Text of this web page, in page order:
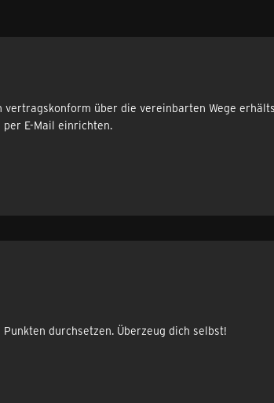
über die vereinbarten Wege
per E-Mail einrichten.
durchsetzen. Überzeug dich selbst!